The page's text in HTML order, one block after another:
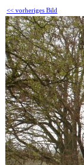
<< vorheriges Bild